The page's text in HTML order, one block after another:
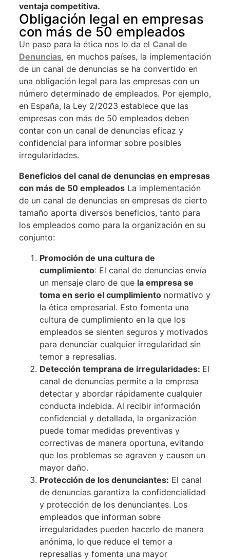
ventaja competitiva.
Obligación legal en empresas
con más de 50 empleados
Un paso para la ética nos lo da el Canal de
Denuncias, en muchos países, la implementación
de un canal de denuncias se ha convertido en
una obligación legal para las empresas con un
número determinado de empleados. Por ejemplo,
en España, la Ley 2/2023 establece que las
empresas con más de 50 empleados deben
contar con un canal de denuncias eficaz y
confidencial para informar sobre posibles
irregularidades.
Beneficios del canal de denuncias en empresas
con más de 50 empleadosLa implementación
de un canal de denuncias en empresas de cierto
tamaño aporta diversos beneficios, tanto para
los empleados como para la organización en su
conjunto:
Promoción de una cultura de
cumplimiento: El canal de denuncias envía
un mensaje claro de que la empresa se
toma en serio el cumplimientonormativo y
la ética empresarial. Esto fomenta una
cultura de cumplimiento en la que los
empleados se sienten seguros y motivados
para denunciar cualquier irregularidad sin
temor a represalias.
Detección temprana de irregularidades: El
canal de denuncias permite a la empresa
detectar y abordar rápidamente cualquier
conducta indebida. Al recibir información
confidencial y detallada, la organización
puede tomar medidas preventivas y
correctivas de manera oportuna, evitando
que los problemas se agraven y causen un
mayor daño.
Protección de los denunciantes: El canal
de denuncias garantiza la confidencialidad
y protección de los denunciantes. Los
empleados que informan sobre
irregularidades pueden hacerlo de manera
anónima, lo que reduce el temor a
represalias y fomenta una mayor